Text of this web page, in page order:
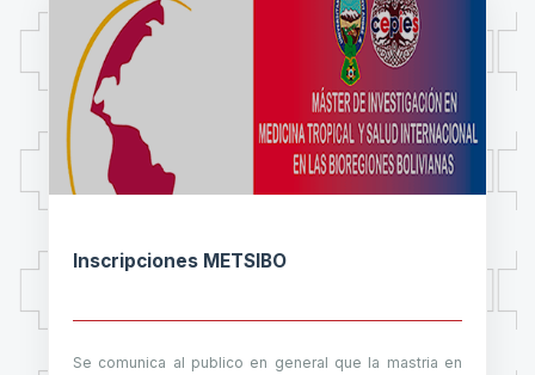
Inscripciones METSIBO
Se comunica al publico en general que la mastria en